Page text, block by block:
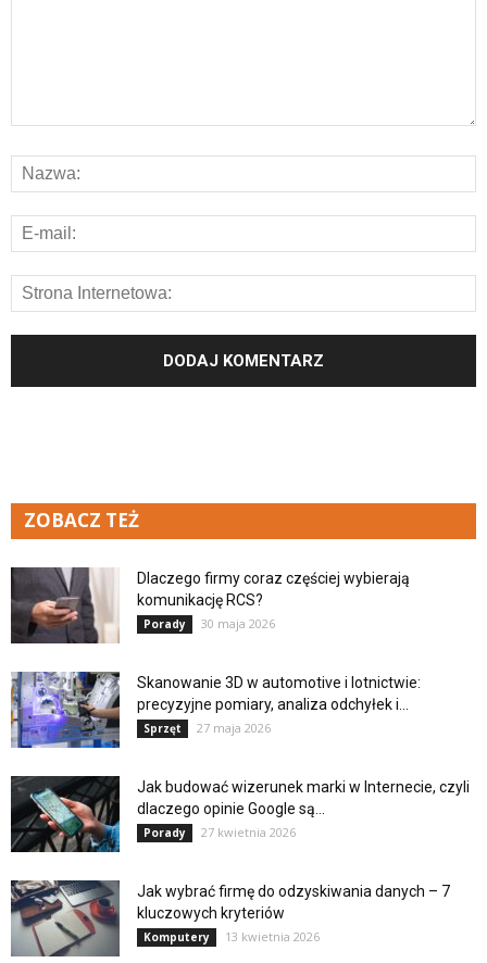
ZOBACZ TEŻ
Dlaczego firmy coraz częściej wybierają
komunikację RCS?
Porady 30 maja 2026
Skanowanie 3D w automotive i lotnictwie:
precyzyjne pomiary, analiza odchyłek i...
Sprzęt 27 maja 2026
Jak budować wizerunek marki w Internecie, czyli
dlaczego opinie Google są...
Porady 27 kwietnia 2026
Jak wybrać firmę do odzyskiwania danych – 7
kluczowych kryteriów
Komputery 13 kwietnia 2026